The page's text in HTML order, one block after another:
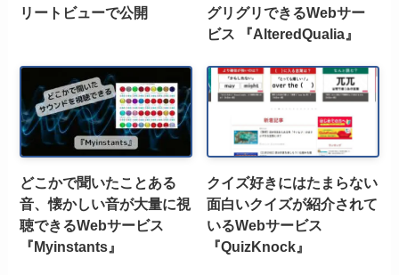
リートビューで公開
グリグリできるWebサー
ビス 『AlteredQualia』
どこかで聞いたことある
音、懐かしい音が大量に視
聴できるWebサービス
『Myinstants』
クイズ好きにはたまらない
面白いクイズが紹介されて
いるWebサービス
『QuizKnock』